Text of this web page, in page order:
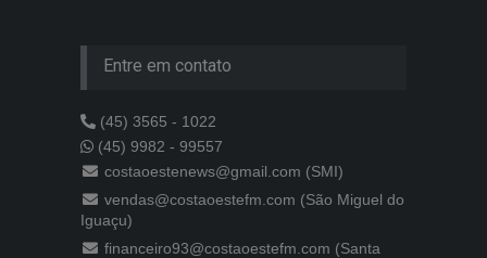
Entre em contato
(45) 3565 - 1022
(45) 9982 - 99557
costaoestenews@gmail.com (SMI)
vendas@costaoestefm.com (São Miguel do
Iguaçu)
financeiro93@costaoestefm.com (Santa